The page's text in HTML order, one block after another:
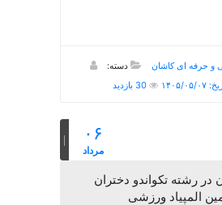
و حرفه ای کاشان
دسته:
۱۴۰۵/۰۵/۰۷ 30 بازدید
۰۶
مرداد
در رشته تکواندو دختران
المپیاد ورزشی